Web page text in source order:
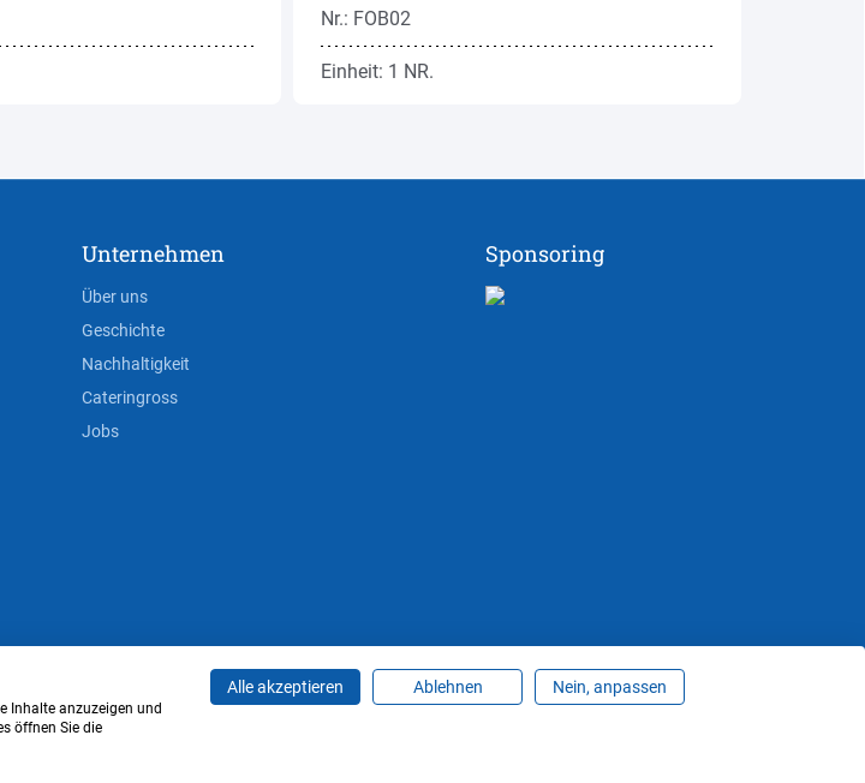
Nr.: FOB02
Einheit: 1 NR.
Unternehmen
Über uns
Geschichte
Nachhaltigkeit
Cateringross
Jobs
Sponsoring
Impressum
Cookie-Einstellungen ändern
Inhalte anzuzeigen und
öffnen Sie die
Alle akzeptieren Ablehnen Nein, anpassen